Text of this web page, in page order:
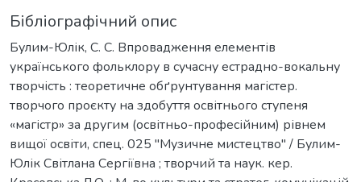
Бібліографічний опис
Булим-Юлік, С. С. Впровадження елементів
українського фольклору в сучасну естрадно-вокальну
творчість : теоретичне обґрунтування магістер.
творчого проєкту на здобуття освітнього ступеня
«магістр» за другим (освітньо-професійним) рівнем
вищої освіти, спец. 025 "Музичне мистецтво" / Булим-
Юлік Світлана Сергіївна ; творчий та наук. кер.